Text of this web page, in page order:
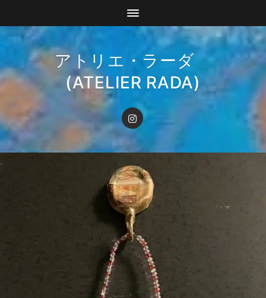
アトリエ・ラーダ
(ATELIER RADA)